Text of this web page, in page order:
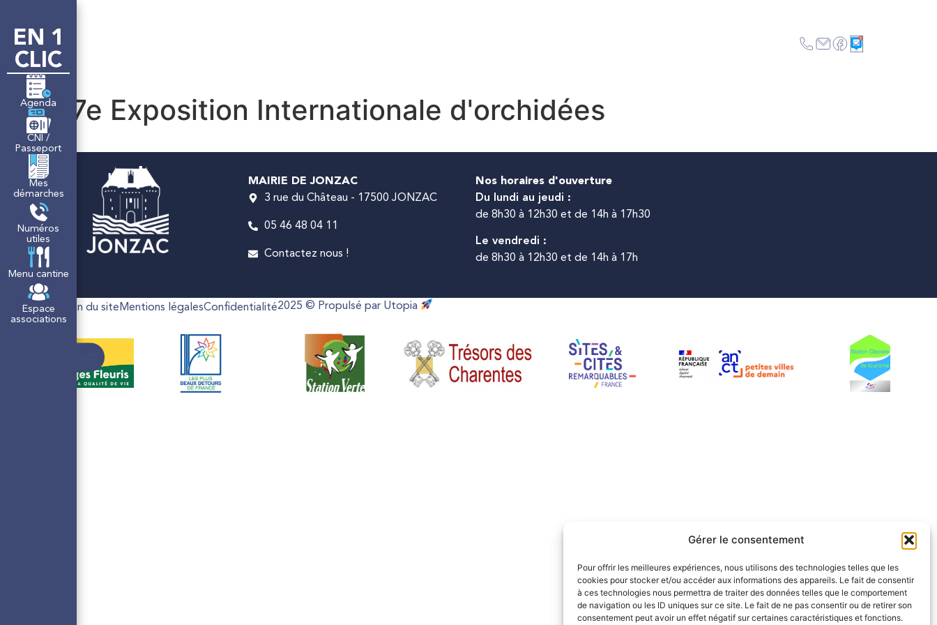
Gérer le consentement
Pour offrir les meilleures expériences, nous utilisons des technologies telles que les
cookies pour stocker et/ou accéder aux informations des appareils. Le fait de consentir
à ces technologies nous permettra de traiter des données telles que le comportement
de navigation ou les ID uniques sur ce site. Le fait de ne pas consentir ou de retirer son
consentement peut avoir un effet négatif sur certaines caractéristiques et fonctions.
EN 1
CLIC
Agenda
CNI /
Passeport
Mes
démarches
Numéros
utiles
Menu cantine
Espace
associations
7e Exposition Internationale d'orchidées
MAIRIE DE JONZAC
3 rue du Château - 17500 JONZAC
05 46 48 04 11
Contactez nous !
Nos horaires d'ouverture
Du lundi au jeudi :
de 8h30 à 12h30 et de 14h à 17h30
Le vendredi :
de 8h30 à 12h30 et de 14h à 17h
Accessibilité Plan du site Mentions légalesConfidentialité2025 © Propulsé par Utopia